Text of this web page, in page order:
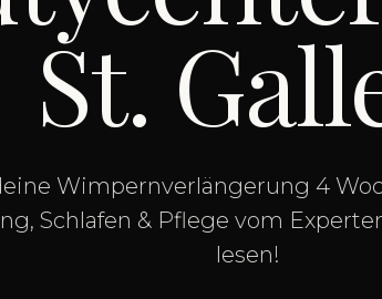
St.
Wimpernverlängerung 4
Schlafen & Pflege vom
lesen!